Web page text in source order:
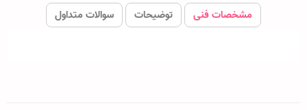
مشخصات فنی توضیحات سوالات متداول